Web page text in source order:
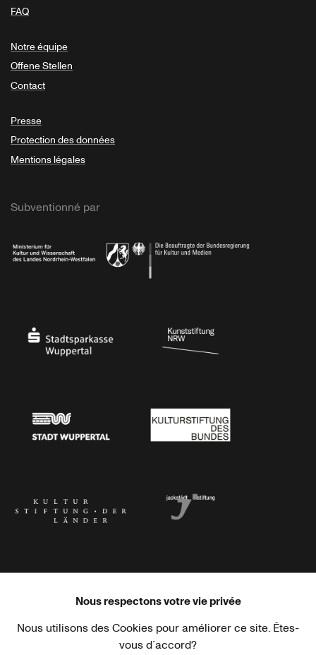
FAQ
Notre équipe
Offene Stellen
Contact
Presse
Protection des données
Mentions légales
Subventionné par
Haus der Kulturen der Welt Goethe-Institut
Nous respectons votre vie privée
Nous utilisons des Cookies pour améliorer ce site. Êtes-
vous d´accord?